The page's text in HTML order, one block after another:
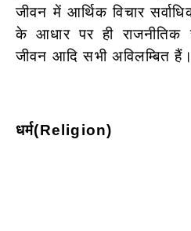
जीवन में आर्थिक विचार
के आधार पर ही राजनीतिक
जीवन आदि सभी अविलम्बित हैं।
धर्म(Religion)